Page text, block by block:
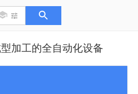
加工的全自动化设备